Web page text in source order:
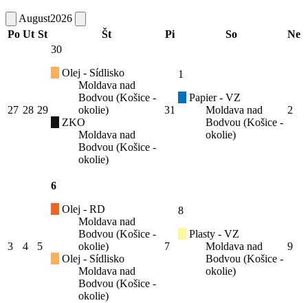
August2026
Po Ut St Št Pi So Ne
27 28 29
30
Olej - Sídlisko
Moldava nad
Bodvou (Košice -
okolie)
ZKO
Moldava nad
Bodvou (Košice -
okolie)
31
1
Papier - VZ
Moldava nad
Bodvou (Košice -
okolie)
2
3 4 5
6
Olej - RD
Moldava nad
Bodvou (Košice -
okolie)
Olej - Sídlisko
Moldava nad
Bodvou (Košice -
okolie)
7
8
Plasty - VZ
Moldava nad
Bodvou (Košice -
okolie)
9